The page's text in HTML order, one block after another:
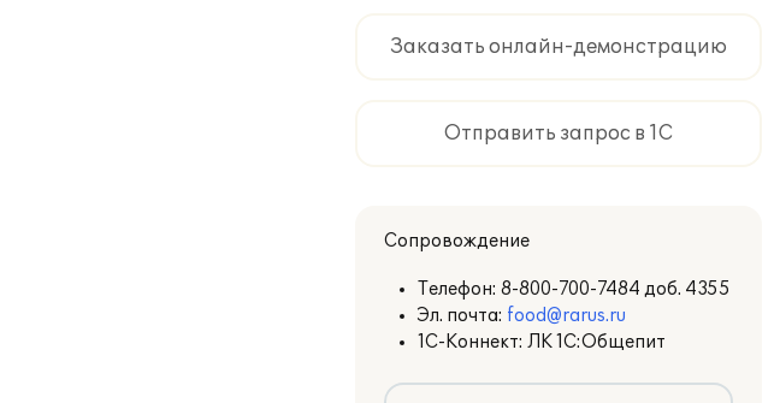
Заказать онлайн-демонстрацию
Отправить запрос в 1С
Сопровождение
Телефон: 8-800-700-7484 доб. 4355
Эл. почта: food@rarus.ru
1С-Коннект: ЛК 1С:Общепит